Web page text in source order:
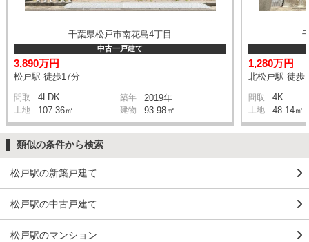
千葉県松戸市南花島4丁目
中古一戸建て
3,890万円
松戸駅 徒歩17分
間取 4LDK 築年 2019年
土地 107.36㎡ 建物 93.98㎡
1,280万円
北松戸駅 徒歩
間取 4K
土地 48.14㎡
類似の条件から検索
松戸駅の新築戸建て
松戸駅の中古戸建て
松戸駅のマンション